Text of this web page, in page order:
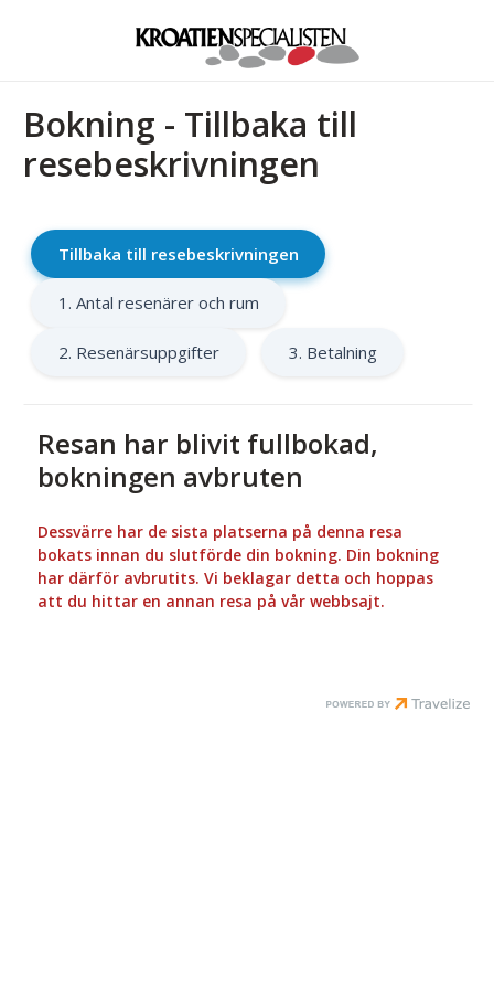
Bokning - Tillbaka till
resebeskrivningen
Tillbaka till resebeskrivningen
1. Antal resenärer och rum
2. Resenärsuppgifter 3. Betalning
Resan har blivit fullbokad,
bokningen avbruten
Dessvärre har de sista platserna på denna resa
bokats innan du slutförde din bokning. Din bokning
har därför avbrutits. Vi beklagar detta och hoppas
att du hittar en annan resa på vår webbsajt.